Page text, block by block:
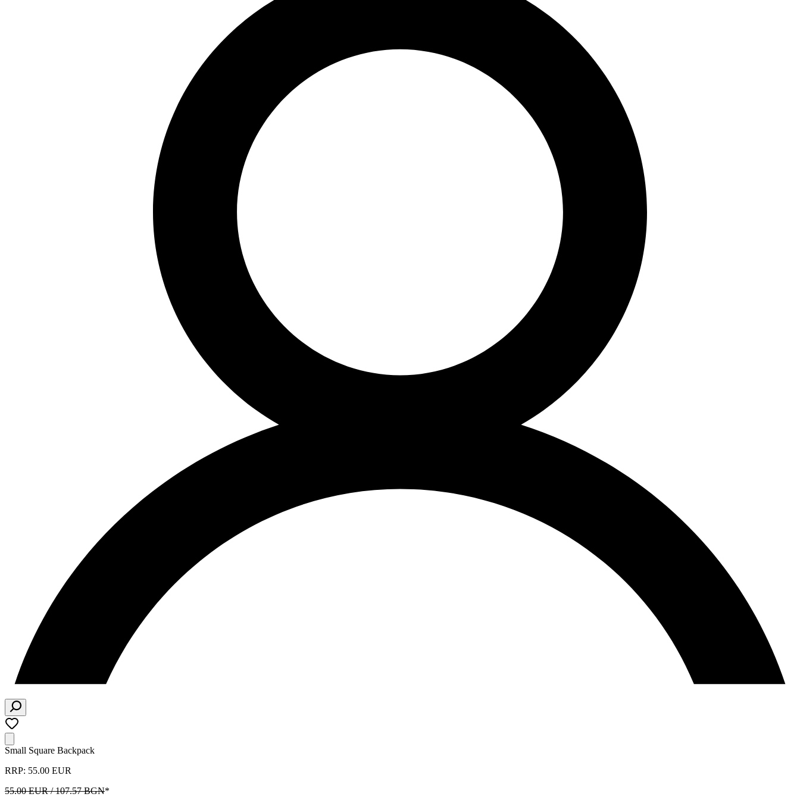
Small Square Backpack
RRP: 55.00 EUR
55.00 EUR / 107.57 BGN*